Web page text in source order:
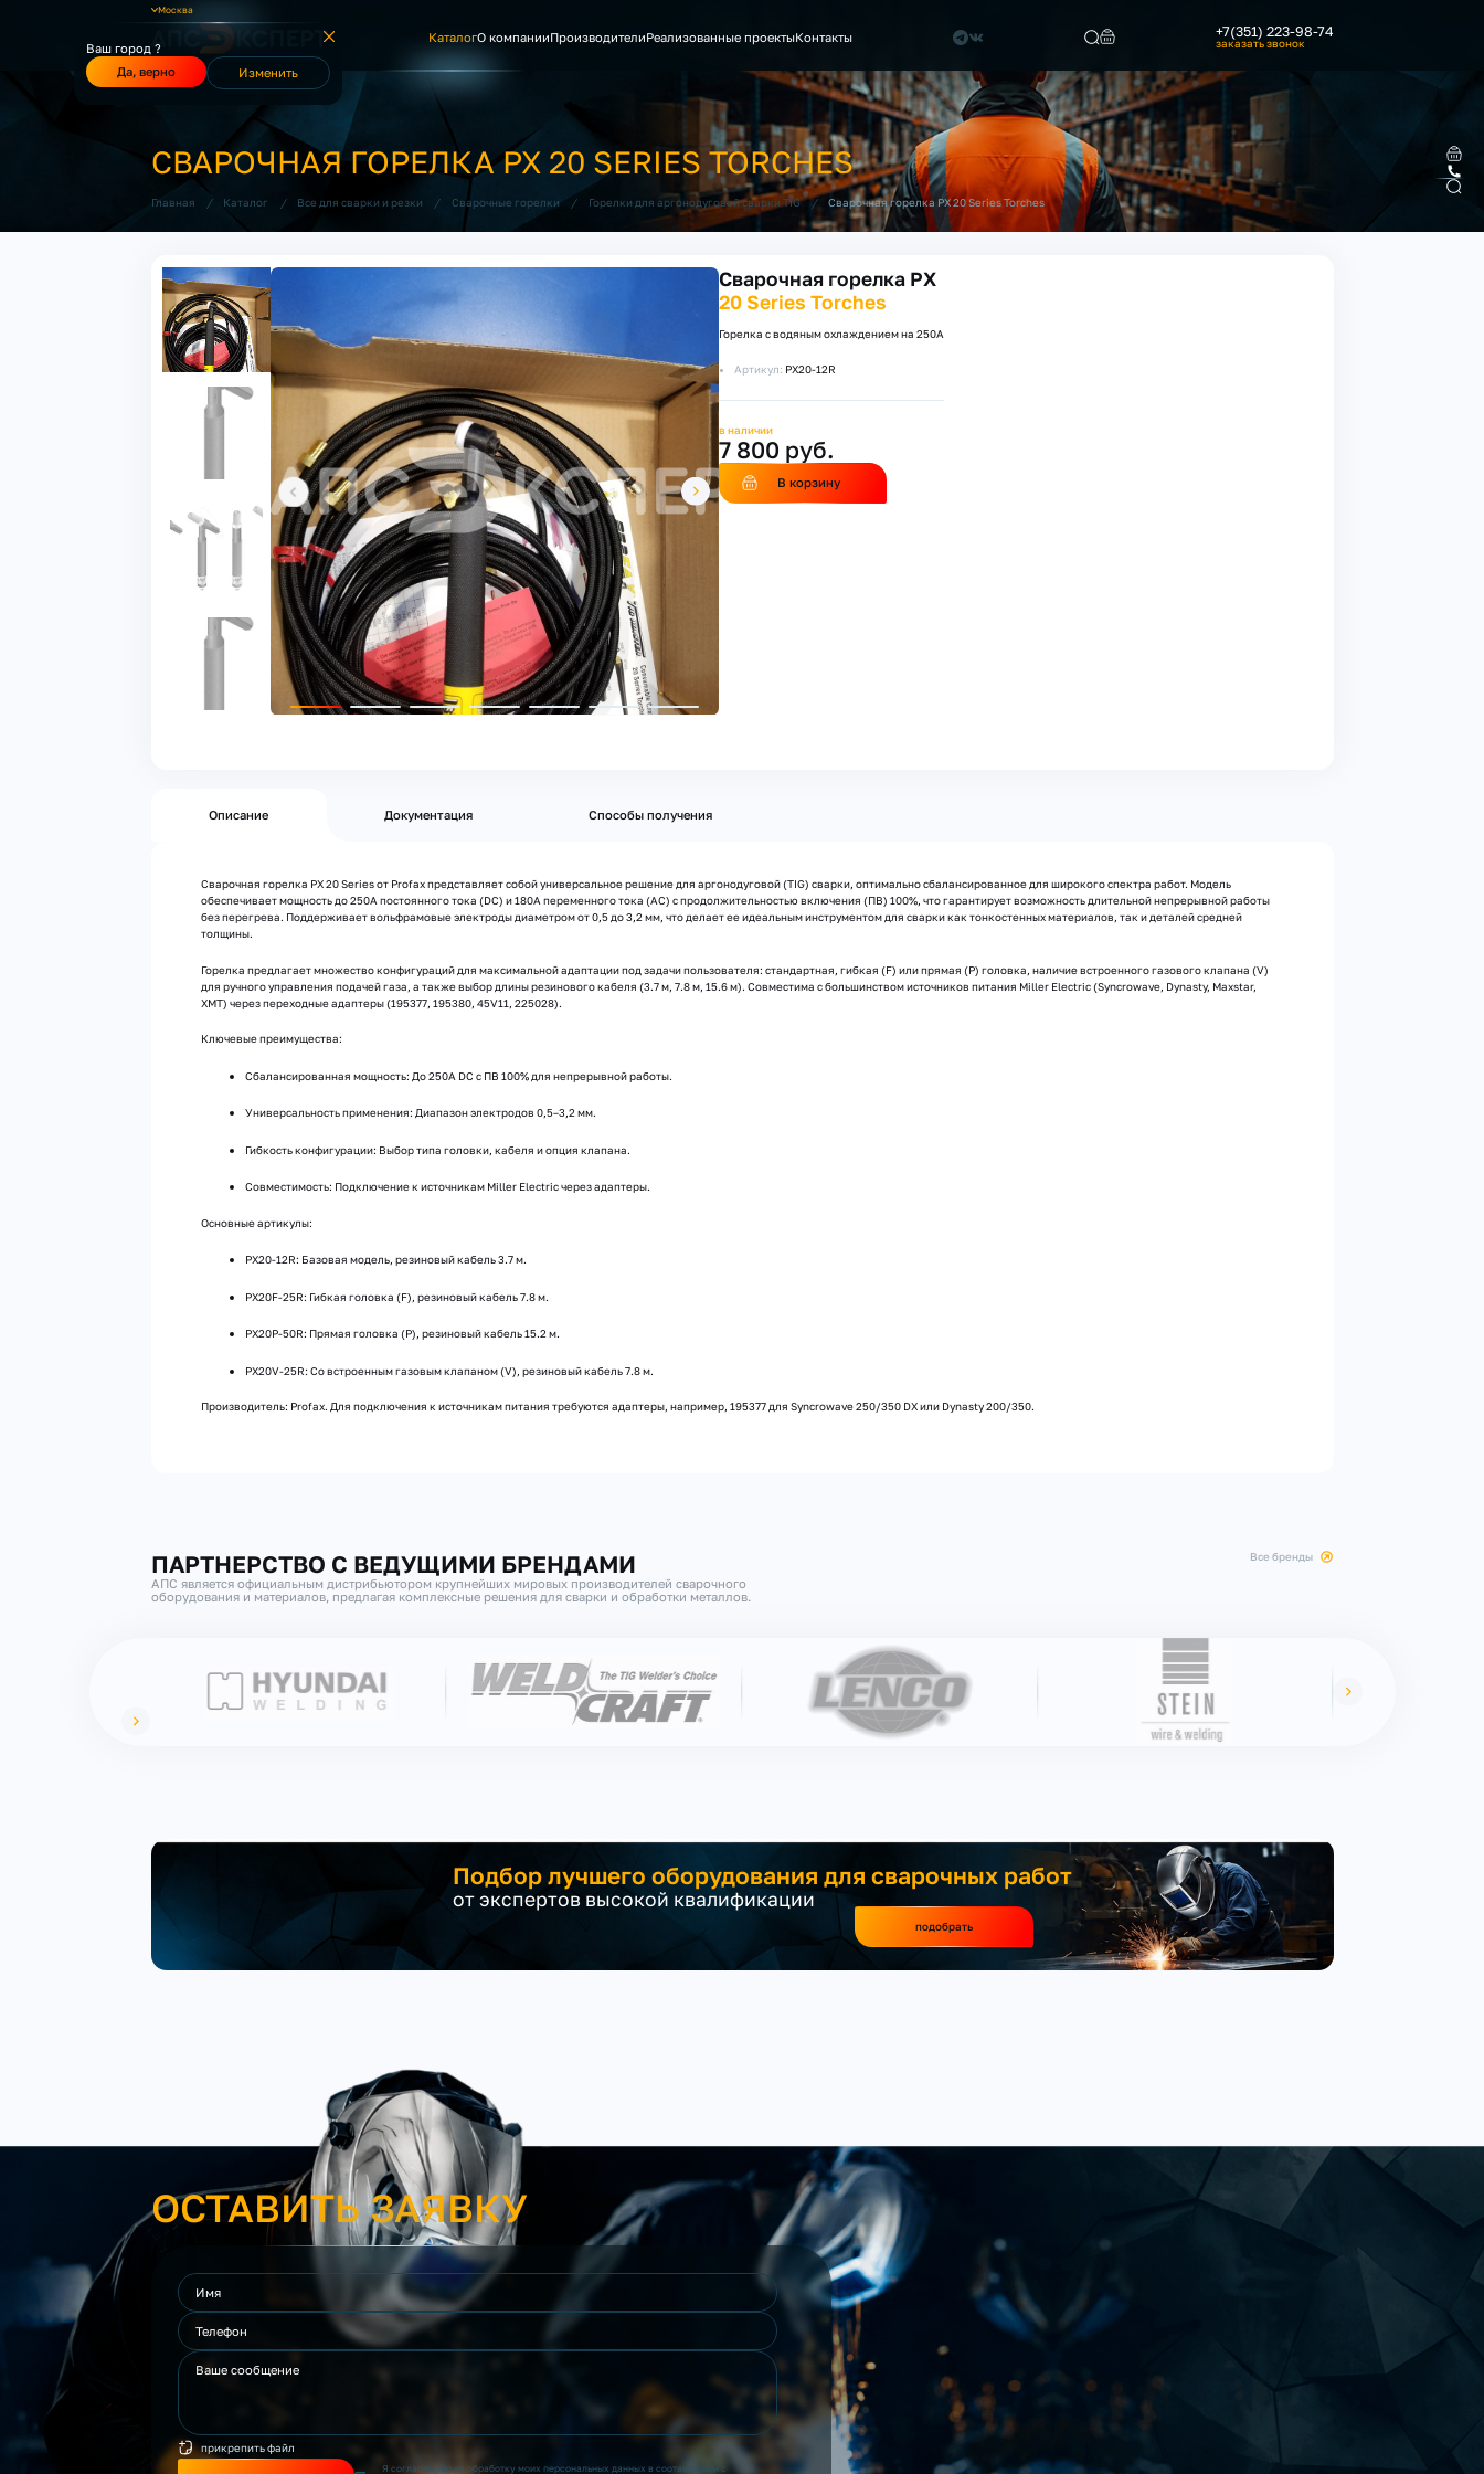
Москва
Ваш город ?
Да, верно
Изменить
КаталогО компанииПроизводителиРеализованные проектыКонтакты +7(351) 223-98-74
заказать звонок
СВАРОЧНАЯ ГОРЕЛКА PX 20 SERIES TORCHES
Главная / Каталог / Все для сварки и резки / Сварочные горелки / Горелки для аргонодуговой сварки TIG / Сварочная горелка PX 20 Series Torches
Сварочная горелка PX
20 Series Torches
Горелка с водяным охлаждением на 250А
Артикул: PX20-12R
в наличии
7 800 руб.
В корзину
Описание Документация Способы получения
Сварочная горелка PX 20 Series от Profax представляет собой универсальное решение для аргонодуговой (TIG) сварки, оптимально сбалансированное для широкого спектра работ. Модель
обеспечивает мощность до 250А постоянного тока (DC) и 180А переменного тока (AC) с продолжительностью включения (ПВ) 100%, что гарантирует возможность длительной непрерывной работы
без перегрева. Поддерживает вольфрамовые электроды диаметром от 0,5 до 3,2 мм, что делает ее идеальным инструментом для сварки как тонкостенных материалов, так и деталей средней
толщины.
Горелка предлагает множество конфигураций для максимальной адаптации под задачи пользователя: стандартная, гибкая (F) или прямая (P) головка, наличие встроенного газового клапана (V)
для ручного управления подачей газа, а также выбор длины резинового кабеля (3.7 м, 7.8 м, 15.6 м). Совместима с большинством источников питания Miller Electric (Syncrowave, Dynasty, Maxstar,
XMT) через переходные адаптеры (195377, 195380, 45V11, 225028).
Ключевые преимущества:
Сбалансированная мощность: До 250А DC с ПВ 100% для непрерывной работы.
Универсальность применения: Диапазон электродов 0,5–3,2 мм.
Гибкость конфигурации: Выбор типа головки, кабеля и опция клапана.
Совместимость: Подключение к источникам Miller Electric через адаптеры.
Основные артикулы:
PX20-12R: Базовая модель, резиновый кабель 3.7 м.
PX20F-25R: Гибкая головка (F), резиновый кабель 7.8 м.
PX20P-50R: Прямая головка (P), резиновый кабель 15.2 м.
PX20V-25R: Со встроенным газовым клапаном (V), резиновый кабель 7.8 м.
Производитель: Profax. Для подключения к источникам питания требуются адаптеры, например, 195377 для Synсrowave 250/350 DX или Dynasty 200/350.
ПАРТНЕРСТВО С ВЕДУЩИМИ БРЕНДАМИ
АПС является официальным дистрибьютором крупнейших мировых производителей сварочного
оборудования и материалов, предлагая комплексные решения для сварки и обработки металлов.
все бренды
Подбор лучшего оборудования для сварочных работ
от экспертов высокой квалификации
подобрать
ОСТАВИТЬ ЗАЯВКУ
прикрепить файл
Я согласен(на) на обработку моих персональных данных в соответствии с